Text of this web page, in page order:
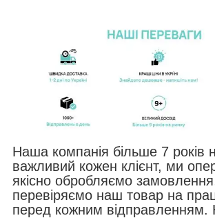
Наша компанія більше 7 років
важливий кожен клієнт, ми
якісно обробляємо
перевіряємо наш товар на
перед кожним відправленням.